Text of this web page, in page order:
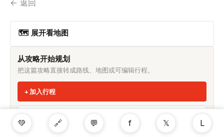
← 返回
🗺 展开看地图
从攻略开始规划
把这篇攻略直接转成路线、地图或可编辑行程。
加入行程
在地图查看路线
💚 🔗 💬 f 𝕏 L